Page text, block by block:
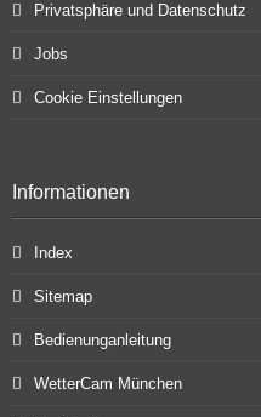
Privatsphäre und Datenschutz
Jobs
Cookie Einstellungen
Informationen
Index
Sitemap
Bedienunganleitung
WetterCam München